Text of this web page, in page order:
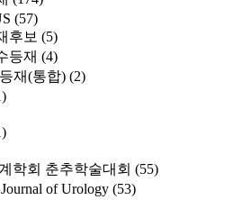
(57)
후보 (5)
등재 (4)
재(통합) (2)
학회 춘추학술대회 (55)
of Urology (53)